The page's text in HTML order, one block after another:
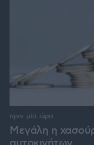
Μεγάλη η
πριν μία ώρα